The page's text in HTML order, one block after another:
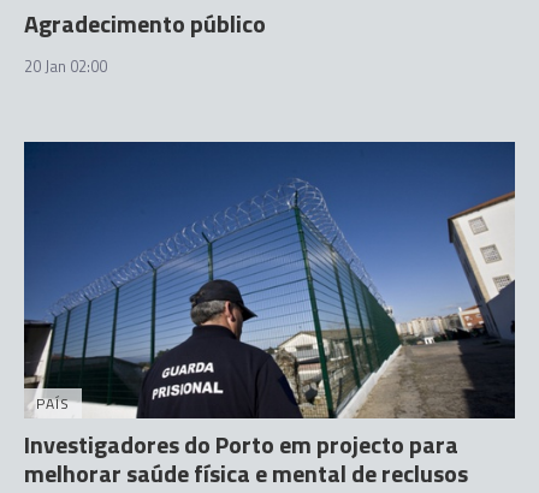
Agradecimento público
20 Jan 02:00
PAÍS
Investigadores do Porto em projecto para
melhorar saúde física e mental de reclusos